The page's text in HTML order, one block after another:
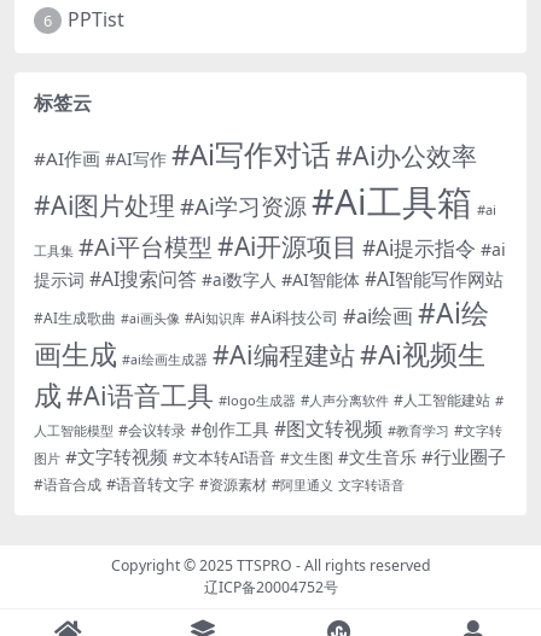
6 PPTist
标签云
#AI作画 #AI写作 #Ai写作对话#Ai办公效率
#Ai图片处理 #Ai学习资源#Ai工具箱 #ai
工具集 #Ai平台模型 #Ai开源项目 #Ai提示指令 #ai
提示词 #AI搜索问答 #ai数字人 #AI智能体 #AI智能写作网站
#AI生成歌曲 #ai画头像 #Ai知识库 #Ai科技公司 #ai绘画#Ai绘
画生成 #ai绘画生成器 #Ai编程建站#Ai视频生
成#Ai语音工具 #logo生成器 #人声分离软件 #人工智能建站 #
人工智能模型 #会议转录 #创作工具 #图文转视频 #教育学习 #文字转
图片 #文字转视频 #文本转AI语音 #文生图 #文生音乐 #行业圈子
#语音合成 #语音转文字 #资源素材 #阿里通义 文字转语音
Copyright © 2025TTSPRO - All rights reserved
辽ICP备20004752号